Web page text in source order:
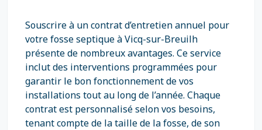
Souscrire à un contrat d’entretien annuel pour
votre fosse septique à Vicq-sur-Breuilh
présente de nombreux avantages. Ce service
inclut des interventions programmées pour
garantir le bon fonctionnement de vos
installations tout au long de l’année. Chaque
contrat est personnalisé selon vos besoins,
tenant compte de la taille de la fosse, de son